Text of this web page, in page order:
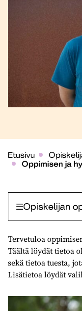
Etusivu
Oppimisen ja
Opiskelijan
Tervetuloa
Täältä löydät tietoa
sekä tietoa tuesta,
Lisätietoa löydät